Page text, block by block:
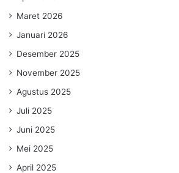
Maret 2026
Januari 2026
Desember 2025
November 2025
Agustus 2025
Juli 2025
Juni 2025
Mei 2025
April 2025